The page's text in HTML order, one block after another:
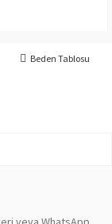
Beden Tablosu